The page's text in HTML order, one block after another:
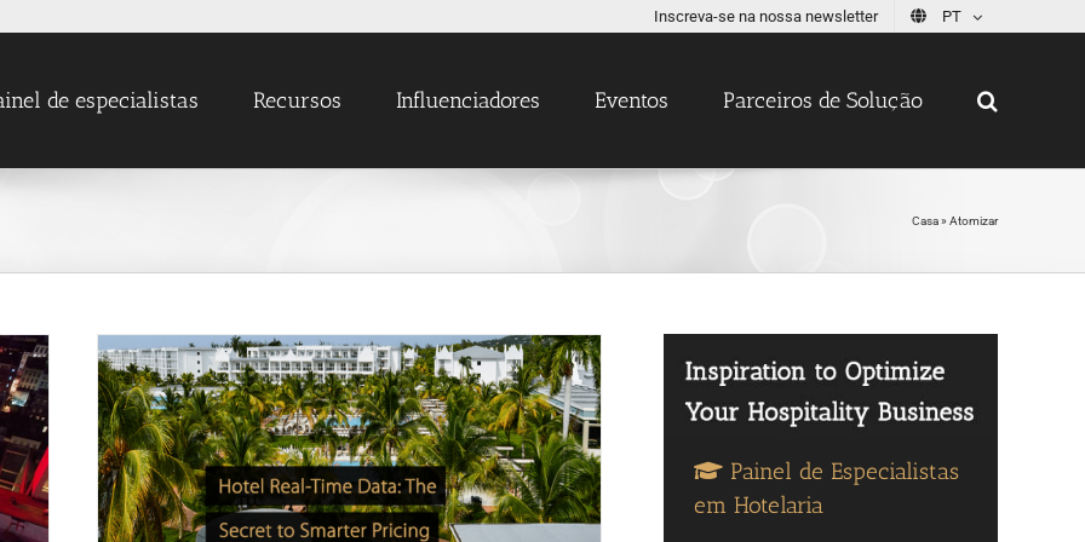
Inscreva-se na nossa newsletter PT
de especialistas Recursos Influenciadores Eventos Parceiros de Solução
Casa» Atomizar
Painel de Especialistas
em Hotelaria